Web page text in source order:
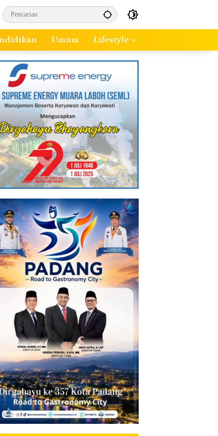
Umum Lifestyle